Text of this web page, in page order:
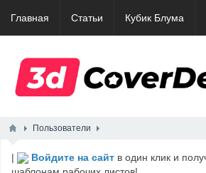
Главная Статьи Кубик Блума
Пользователи
| Войдите на сайт в один клик и